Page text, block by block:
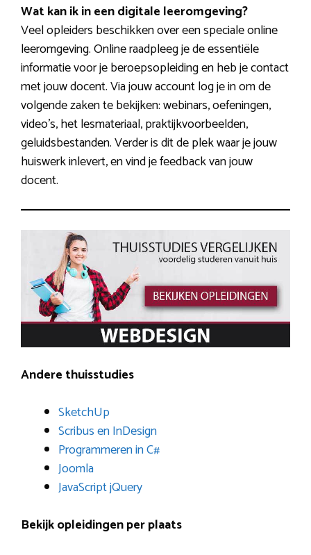
Wat kan ik in een digitale leeromgeving?
Veel opleiders beschikken over een speciale online
leeromgeving. Online raadpleeg je de essentiële
informatie voor je beroepsopleiding en heb je contact
met jouw docent. Via jouw account log je in om de
volgende zaken te bekijken: webinars, oefeningen,
video’s, het lesmateriaal, praktijkvoorbeelden,
geluidsbestanden. Verder is dit de plek waar je jouw
huiswerk inlevert, en vind je feedback van jouw
docent.
Andere thuisstudies
SketchUp
Scribus en InDesign
Programmeren in C#
Joomla
JavaScript jQuery
Bekijk opleidingen per plaats